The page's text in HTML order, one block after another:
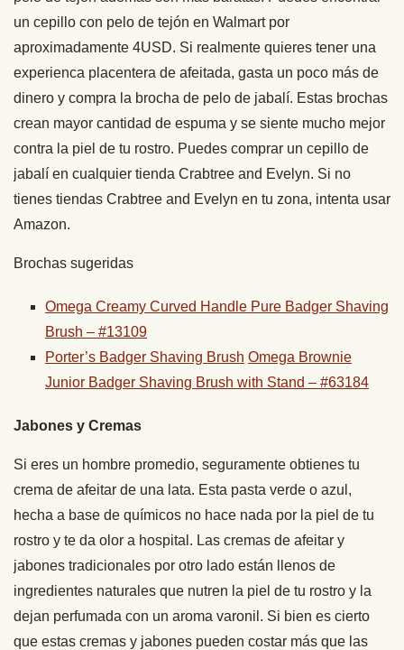
un cepillo con pelo de tejón en Walmart por
aproximadamente 4USD. Si realmente quieres tener una
experienca placentera de afeitada, gasta un poco más de
dinero y compra la brocha de pelo de jabalí. Estas brochas
crean mayor cantidad de espuma y se siente mucho mejor
contra la piel de tu rostro. Puedes comprar un cepillo de
jabalí en cualquier tienda Crabtree and Evelyn. Si no
tienes tiendas Crabtree and Evelyn en tu zona, intenta usar
Amazon.
Brochas sugeridas
Omega Creamy Curved Handle Pure Badger Shaving
Brush – #13109
Porter’s Badger Shaving Brush Omega Brownie
Junior Badger Shaving Brush with Stand – #63184
Jabones y Cremas
Si eres un hombre promedio, seguramente obtienes tu
crema de afeitar de una lata. Esta pasta verde o azul,
hecha a base de químicos no hace nada por la piel de tu
rostro y te da olor a hospital. Las cremas de afeitar y
jabones tradicionales por otro lado están llenos de
ingredientes naturales que nutren la piel de tu rostro y la
dejan perfumada con un aroma varonil. Si bien es cierto
que estas cremas y jabones pueden costar más que las